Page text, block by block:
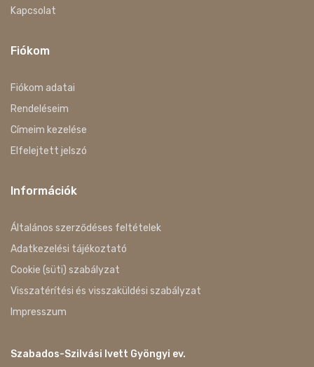
Kapcsolat
Fiókom
Fiókom adatai
Rendeléseim
Címeim kezelése
Elfelejtett jelszó
Információk
Általános szerződéses feltételek
Adatkezelési tájékoztató
Cookie (süti) szabályzat
Visszatérítési és visszaküldési szabályzat
Impresszum
Szabados-Szilvási Ivett Gyöngyi ev.